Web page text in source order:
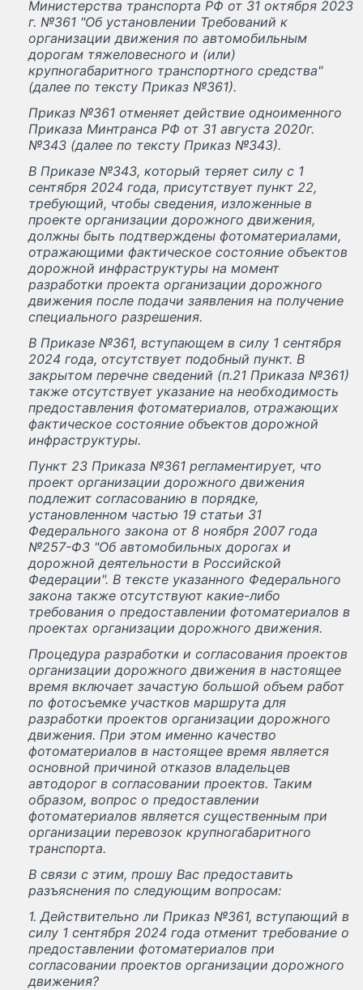
Министерства транспорта РФ от 31 октября 2023
г. №361 "Об установлении Требований к
организации движения по автомобильным
дорогам тяжеловесного и (или)
крупногабаритного транспортного средства"
(далее по тексту Приказ №361).
Приказ №361 отменяет действие одноименного
Приказа Минтранса РФ от 31 августа 2020г.
№343 (далее по тексту Приказ №343).
В Приказе №343, который теряет силу с 1
сентября 2024 года, присутствует пункт 22,
требующий, чтобы сведения, изложенные в
проекте организации дорожного движения,
должны быть подтверждены фотоматериалами,
отражающими фактическое состояние объектов
дорожной инфраструктуры на момент
разработки проекта организации дорожного
движения после подачи заявления на получение
специального разрешения.
В Приказе №361, вступающем в силу 1 сентября
2024 года, отсутствует подобный пункт. В
закрытом перечне сведений (п.21 Приказа №361)
также отсутствует указание на необходимость
предоставления фотоматериалов, отражающих
фактическое состояние объектов дорожной
инфраструктуры.
Пункт 23 Приказа №361 регламентирует, что
проект организации дорожного движения
подлежит согласованию в порядке,
установленном частью 19 статьи 31
Федерального закона от 8 ноября 2007 года
№257-ФЗ "Об автомобильных дорогах и
дорожной деятельности в Российской
Федерации". В тексте указанного Федерального
закона также отсутствуют какие-либо
требования о предоставлении фотоматериалов в
проектах организации дорожного движения.
Процедура разработки и согласования проектов
организации дорожного движения в настоящее
время включает зачастую большой объем работ
по фотосъемке участков маршрута для
разработки проектов организации дорожного
движения. При этом именно качество
фотоматериалов в настоящее время является
основной причиной отказов владельцев
автодорог в согласовании проектов. Таким
образом, вопрос о предоставлении
фотоматериалов является существенным при
организации перевозок крупногабаритного
транспорта.
В связи с этим, прошу Вас предоставить
разъяснения по следующим вопросам:
1. Действительно ли Приказ №361, вступающий в
силу 1 сентября 2024 года отменит требование о
предоставлении фотоматериалов при
согласовании проектов организации дорожного
движения?